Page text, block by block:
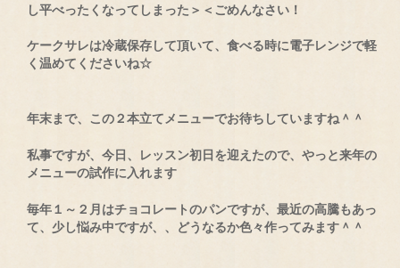
し平べったくなってしまった＞＜ごめんなさい！
ケークサレは冷蔵保存して頂いて、食べる時に電子レンジで軽
く温めてくださいね☆
年末まで、この２本立てメニューでお待ちしていますね＾＾
私事ですが、今日、レッスン初日を迎えたので、やっと来年の
メニューの試作に入れます
毎年１～２月はチョコレートのパンですが、最近の高騰もあっ
て、少し悩み中ですが、、どうなるか色々作ってみます＾＾